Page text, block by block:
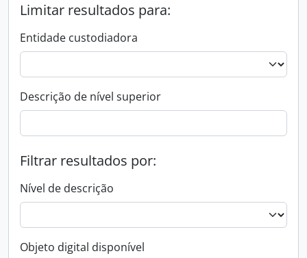
Limitar resultados para:
Entidade custodiadora
Descrição de nível superior
Filtrar resultados por:
Nível de descrição
Objeto digital disponível